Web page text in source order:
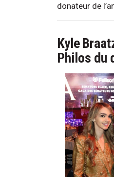
donateur de
Kyle
Philos du